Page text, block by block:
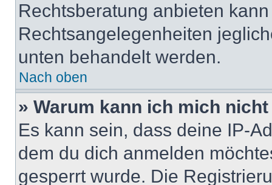
Rechtsberatung anbieten
Rechtsangelegenheiten
unten behandelt werden.
Nach oben
» Warum kann ich mich
Es kann sein, dass deine IP-
dem du dich anmelden
gesperrt wurde. Die